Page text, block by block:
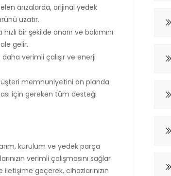
arızalarda, orijinal yedek
uzatır.
bir şekilde onarır ve bakımını
gelir.
daha verimli çalışır ve enerji
memnuniyetini ön planda
için gereken tüm desteği
kurulum ve yedek parça
verimli çalışmasını sağlar
geçerek, cihazlarınızın